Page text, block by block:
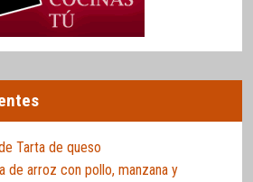
Tarta de queso
de arroz con pollo, manzana y